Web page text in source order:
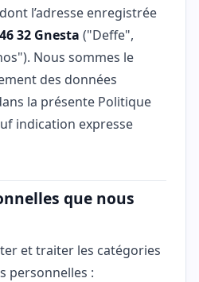
l’adresse enregistrée
32 Gnesta ("Deffe",
Nous sommes le
des données
la présente Politique
indication expresse
que nous
et traiter les catégories
personnelles :